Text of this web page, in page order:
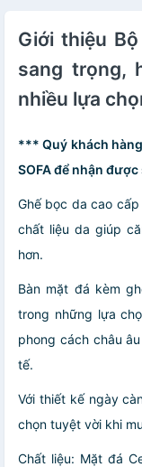
Giới thiệu
sang trọng,
nhiều lựa
*** Quý khách
SOFA để nhận
Ghế bọc da cao
chất liệu da giúp
hơn.
Bàn mặt đá kèm
trong những lựa
phong cách châu
tế.
Với thiết kế ngày
chọn tuyệt vời khi
Chất liệu: Mặt đá